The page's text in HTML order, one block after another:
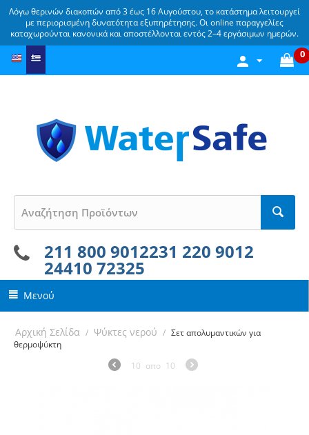
Λόγω θερινών διακοπών από 3 έως 16 Αυγούστου, το κατάστημα λειτουργεί
με περιορισμένη δυνατότητα εξυπηρέτησης. Οι online παραγγελίες
καταχωρούνται κανονικά και αποστέλλονται εντός 2–4 εργάσιμων ημερών.
0
211 800 9012231 220 9012
24410 72325
Μενού
Αρχική Σελίδα / Ψύκτες νερού / Σετ απολυμαντικών για
θερμοψύκτη
10 απο 10